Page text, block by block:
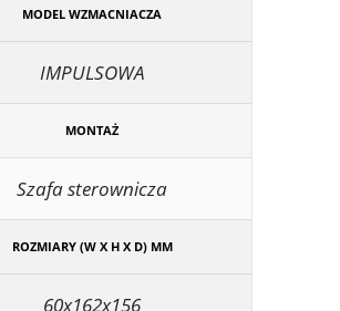
MODEL WZMACNIACZA
IMPULSOWA
MONTAŻ
Szafa sterownicza
ROZMIARY (W X H X D) MM
60x162x156